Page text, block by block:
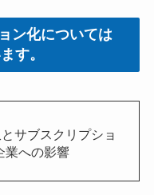
ン化については
す。
サブスクリプショ
業への影響